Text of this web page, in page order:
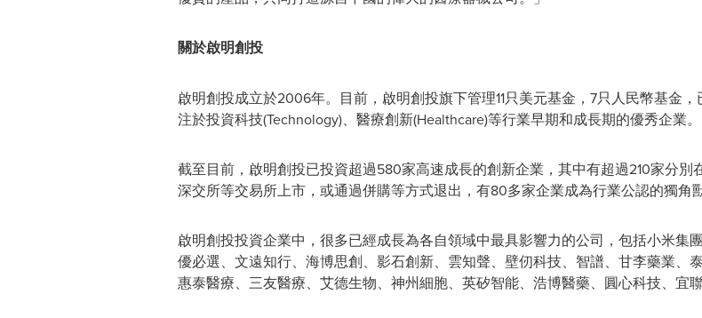
關於啟明創投
啟明創投成立於2006年。目前，啟明創投旗下管理11只美元基金，7只人民幣基金
注於投資科技(Technology)、醫療創新(Healthcare)等行業早期和成長期的優秀企業。
截至目前，啟明創投已投資超過580家高速成長的創新企業，其中有超過210家分
深交所等交易所上市，或通過併購等方式退出，有80多家企業成為行業公認的獨角
啟明創投投資企業中，很多已經成長為各自領域中最具影響力的公司，包括小米集
優必選、文遠知行、海博思創、影石創新、雲知聲、壁仞科技、智譜、甘李藥業、
惠泰醫療、三友醫療、艾德生物、神州細胞、英矽智能、浩博醫藥、圓心科技、宜